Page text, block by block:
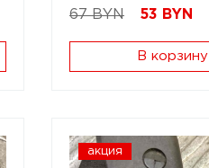
67 BYN 53 BYN
В корзину
акция